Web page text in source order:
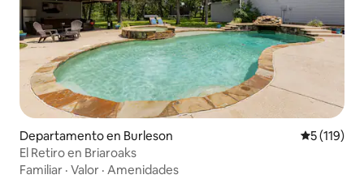
Departamento en Burleson
5 (119)
El Retiro en Briaroaks
Familiar · Valor · Amenidades